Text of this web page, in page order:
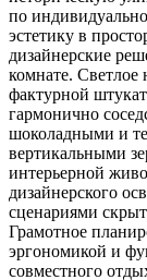
по
эстетику в
дизайнерские
комнате. Светлое
фактурной
гармонично
шоколадными и
вертикальными
интерьерной
дизайнерского
сценариями
Грамотное
эргономикой и
совместного